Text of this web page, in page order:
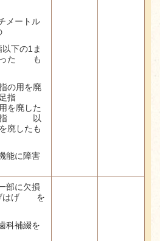
メートル
以下の1 ま
った も
の用を廃
の足指
を廃した
足指 以
廃したも
能に障害
部に欠損
げはげ を
科補綴を